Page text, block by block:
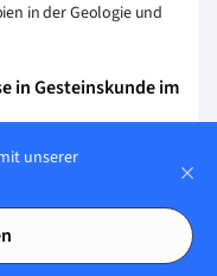
in der Geologie und
in Gesteinskunde im
Kontext des
Umweltberater,
und Wissenschaftler in
sind wichtig für
Materialien sowie
unserer